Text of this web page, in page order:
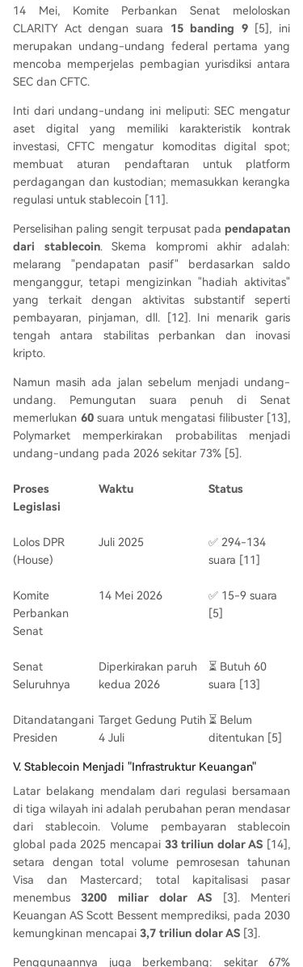
14 Mei, Komite Perbankan Senat meloloskan
CLARITY Act dengan suara 15 banding 9[5], ini
merupakan undang-undang federal pertama yang
mencoba memperjelas pembagian yurisdiksi antara
SEC dan CFTC.
Inti dari undang-undang ini meliputi: SEC mengatur
aset digital yang memiliki karakteristik kontrak
investasi, CFTC mengatur komoditas digital spot;
membuat aturan pendaftaran untuk platform
perdagangan dan kustodian; memasukkan kerangka
regulasi untuk stablecoin [11].
Perselisihan paling sengit terpusat pada pendapatan
dari stablecoin. Skema kompromi akhir adalah:
melarang "pendapatan pasif" berdasarkan saldo
menganggur, tetapi mengizinkan "hadiah aktivitas"
yang terkait dengan aktivitas substantif seperti
pembayaran, pinjaman, dll. [12]. Ini menarik garis
tengah antara stabilitas perbankan dan inovasi
kripto.
Namun masih ada jalan sebelum menjadi undang-
undang. Pemungutan suara penuh di Senat
memerlukan 60suara untuk mengatasi filibuster [13],
Polymarket memperkirakan probabilitas menjadi
undang-undang pada 2026 sekitar 73% [5].
Proses
Legislasi
Waktu Status
Lolos DPR
(House)
Juli 2025
✅ 294-134
suara [11]
Komite
Perbankan
Senat
14 Mei 2026
✅ 15-9 suara
[5]
Senat
Seluruhnya
Diperkirakan paruh
kedua 2026
⏳ Butuh 60
suara [13]
Ditandatangani
Presiden
Target Gedung Putih
4 Juli
⏳ Belum
ditentukan [5]
V. Stablecoin Menjadi "Infrastruktur Keuangan"
Latar belakang mendalam dari regulasi bersamaan
di tiga wilayah ini adalah perubahan peran mendasar
dari stablecoin. Volume pembayaran stablecoin
global pada 2025 mencapai 33 triliun dolar AS [14],
setara dengan total volume pemrosesan tahunan
Visa dan Mastercard; total kapitalisasi pasar
menembus3200 miliar dolar AS [3]. Menteri
Keuangan AS Scott Bessent memprediksi, pada 2030
kemungkinan mencapai 3,7 triliun dolar AS [3].
Penggunaannya juga berkembang: sekitar 67%